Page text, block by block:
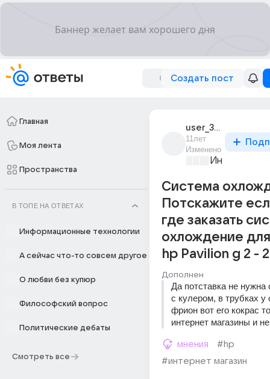
Создать пост
Главная
Моя лента
Пространства
В ТОПЕ НА ОТВЕТАХ
Информационные технологии
А сейчас что-то совсем другое
О любви без купюр
Философский вопрос
Политические дебаты
Смотреть все
user_34214408
11лет
Изменено
Система
Потскажите
где заказать
охлождение
hp Pavilion g 2 -
Дополнен
Да потставка не нужна
с кулером, в трубках у
фрион вот его кокрас
интернет магазины и
мнения
#hp
#интернет магазин